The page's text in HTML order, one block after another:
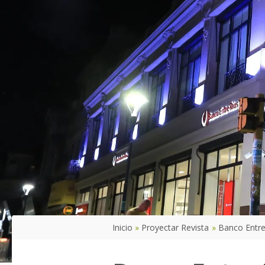
Inicio Proyectar Revista Banco